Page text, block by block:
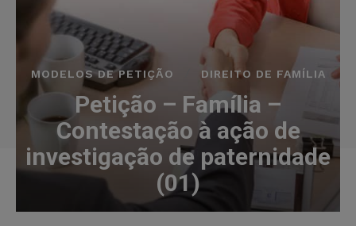
MODELOS DE PETIÇÃO DIREITO DE FAMÍLIA
Petição – Família –
Contestação à ação de
investigação de paternidade
(01)